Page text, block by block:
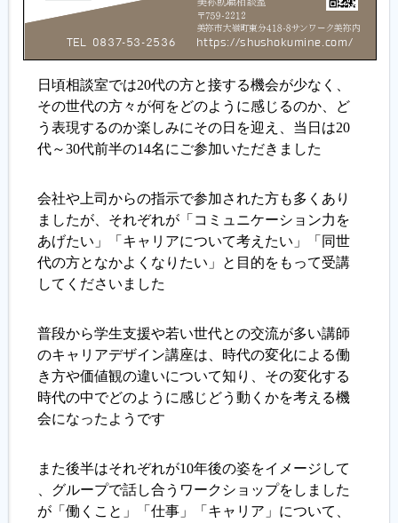
日頃相談室では20代の方と接する機会が少なく、
その世代の方々が何をどのように感じるのか、ど
う表現するのか楽しみにその日を迎え、当日は20
代～30代前半の14名にご参加いただきました
会社や上司からの指示で参加された方も多くあり
ましたが、それぞれが「コミュニケーション力を
あげたい」「キャリアについて考えたい」「同世
代の方となかよくなりたい」と目的をもって受講
してくださいました
普段から学生支援や若い世代との交流が多い講師
のキャリアデザイン講座は、時代の変化による働
き方や価値観の違いについて知り、その変化する
時代の中でどのように感じどう動くかを考える機
会になったようです
また後半はそれぞれが10年後の姿をイメージして
、グループで話し合うワークショップをしました
が「働くこと」「仕事」「キャリア」について、